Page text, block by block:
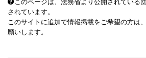
このページは、法務省より公開されている
されています。
このサイトに追加で情報掲載をご希望の方は
願いします。